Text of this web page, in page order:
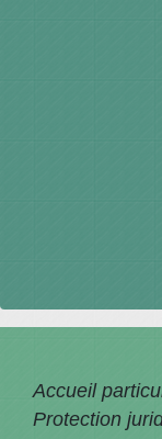
Accueil
Protection